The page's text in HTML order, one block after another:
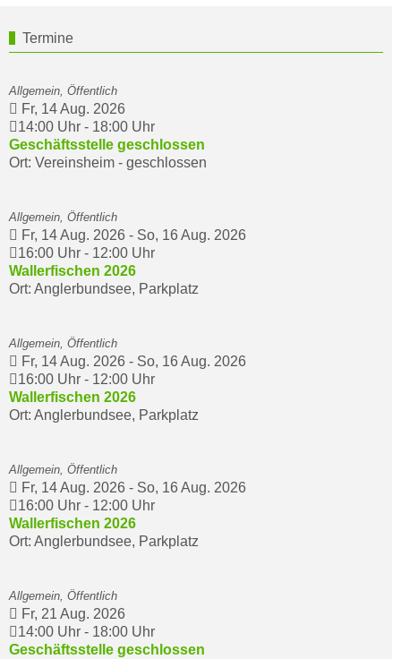
Termine
Allgemein, Öffentlich
Fr, 14 Aug. 2026
14:00 Uhr - 18:00 Uhr
Geschäftsstelle geschlossen
Ort: Vereinsheim - geschlossen
Allgemein, Öffentlich
Fr, 14 Aug. 2026 - So, 16 Aug. 2026
16:00 Uhr - 12:00 Uhr
Wallerfischen 2026
Ort: Anglerbundsee, Parkplatz
Allgemein, Öffentlich
Fr, 14 Aug. 2026 - So, 16 Aug. 2026
16:00 Uhr - 12:00 Uhr
Wallerfischen 2026
Ort: Anglerbundsee, Parkplatz
Allgemein, Öffentlich
Fr, 14 Aug. 2026 - So, 16 Aug. 2026
16:00 Uhr - 12:00 Uhr
Wallerfischen 2026
Ort: Anglerbundsee, Parkplatz
Allgemein, Öffentlich
Fr, 21 Aug. 2026
14:00 Uhr - 18:00 Uhr
Geschäftsstelle geschlossen